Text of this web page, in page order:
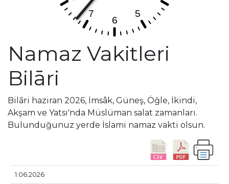
Namaz Vakitleri
Bilāri
Bilāri haziran 2026, İmsâk, Güneş, Öğle, İkindi,
Akşam ve Yatsı'nda Müslüman salat zamanları.
Bulunduğunuz yerde İslami namaz vakti olsun.
TARIHI
1.06.2026